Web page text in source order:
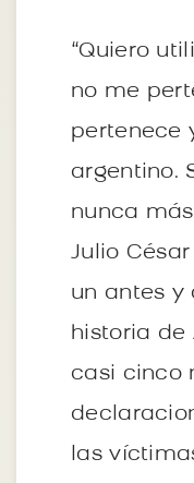
“Quiero
no me
pertenece
argentino.
nunca
Julio
un antes y
historia de
casi cinco
las